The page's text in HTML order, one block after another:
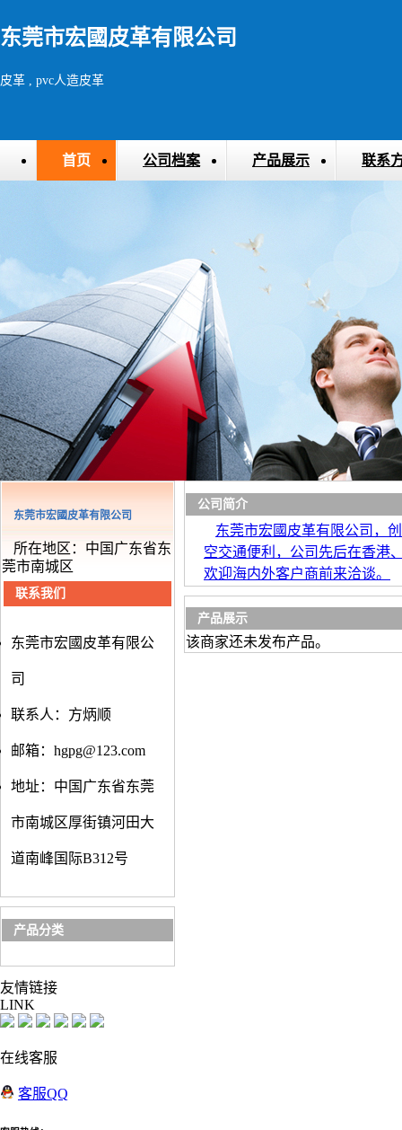
东莞市宏國皮革有限公司
皮革 , pvc人造皮革
首页 公司档案 产品展示 联系
东莞市宏國皮革有限公司
所在地区：中国广东省东
莞市南城区
联系我们
东莞市宏國皮革有限公
司
联系人：方炳顺
邮箱：hgpg@123.com
地址：中国广东省东莞
市南城区厚街镇河田大
道南峰国际B312号
产品分类
公司简介
东莞市宏國皮革有限公司，
空交通便利，公司先后在香港
欢迎海内外客户商前来洽谈。
产品展示
该商家还未发布产品。
友情链接
LINK
在线客服
客服QQ